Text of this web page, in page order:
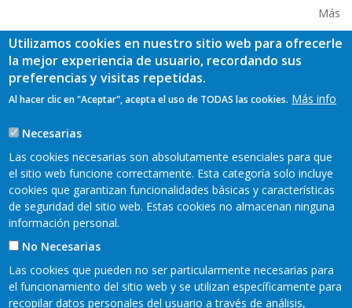
Más
Utilizamos cookies en nuestro sitio web para ofrecerle
la mejor experiencia de usuario, recordando sus
preferencias y visitas repetidas.
Al hacer clic en "Aceptar", acepta el uso de TODAS las cookies. Más info
Necesarias
Las cookies necesarias son absolutamente esenciales para que
el sitio web funcione correctamente. Esta categoría solo incluye
cookies que garantizan funcionalidades básicas y características
de seguridad del sitio web. Estas cookies no almacenan ninguna
información personal.
No Necesarias
Las cookies que pueden no ser particularmente necesarias para
el funcionamiento del sitio web y se utilizan específicamente para
recopilar datos personales del usuario a través de análisis,